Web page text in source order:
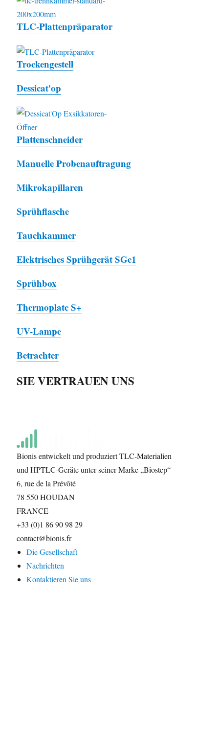
TLC-Plattenpräparator
Trockengestell
Dessicat'op
Plattenschneider
Manuelle Probenauftragung
Mikrokapillaren
Sprühflasche
Tauchkammer
Elektrisches Sprühgerät SGe1
Sprühbox
Thermoplate S+
UV-Lampe
Betrachter
SIE VERTRAUEN UNS
Bionis entwickelt und produziert TLC-Materialien
und HPTLC-Geräte unter seiner Marke „Biostep“
6, rue de la Prévôté
78 550 HOUDAN
FRANCE
+33 (0)1 86 90 98 29
contact@bionis.fr
Die Gesellschaft
Nachrichten
Kontaktieren Sie uns